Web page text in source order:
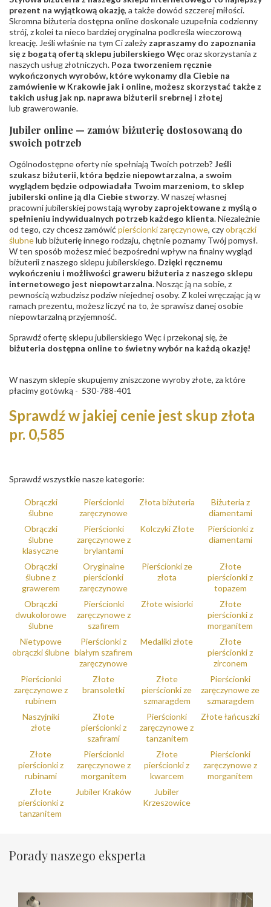
prezent na wyjątkową okazję, a także dowód szczerej miłości.
Skromna biżuteria dostępna online doskonale uzupełnia codzienny
strój, z kolei ta nieco bardziej oryginalna podkreśla wieczorową
kreację. Jeśli właśnie na tym Ci zależy zapraszamy do zapoznania
się z bogatą ofertą sklepu jubilerskiego Węcoraz skorzystania z
naszych usług złotniczych. Poza tworzeniem ręcznie
wykończonych wyrobów, które wykonamy dla Ciebie na
zamówienie w Krakowie jak i online, możesz skorzystać także z
takich usług jak np. naprawa biżuterii srebrnej i złotej
lub grawerowanie.
Jubiler online — zamów biżuterię dostosowaną do
swoich potrzeb
Ogólnodostępne oferty nie spełniają Twoich potrzeb? Jeśli
szukasz biżuterii, która będzie niepowtarzalna, a swoim
wyglądem będzie odpowiadała Twoim marzeniom, to sklep
jubilerski online ją dla Ciebie stworzy. W naszej własnej
pracowni jubilerskiej powstająwyroby zaprojektowane z myślą o
spełnieniu indywidualnych potrzeb każdego klienta. Niezależnie
od tego, czy chcesz zamówić pierścionki zaręczynowe, czyobrączki
ślubnelub biżuterię innego rodzaju, chętnie poznamy Twój pomysł.
W ten sposób możesz mieć bezpośredni wpływ na finalny wygląd
biżuterii z naszego sklepu jubilerskiego. Dzięki ręcznemu
wykończeniu i możliwości graweru biżuteria z naszego sklepu
internetowego jest niepowtarzalna. Nosząc ją na sobie, z
pewnością wzbudzisz podziw niejednej osoby. Z kolei wręczając ją w
ramach prezentu, możesz liczyć na to, że sprawisz danej osobie
niepowtarzalną przyjemność.
Sprawdź ofertę sklepu jubilerskiego Węc i przekonaj się, że
biżuteria dostępna online to świetny wybór na każdą okazję!
W naszym sklepie skupujemy zniszczone wyroby złote, za które
płacimy gotówką - 530-788-401
Sprawdź w jakiej cenie jest skup złota
pr. 0,585
Sprawdź wszystkie nasze kategorie:
Obrączki
ślubne
Pierścionki
zaręczynowe
Złota biżuteria
Biżuteria z
diamentami
Obrączki
ślubne
klasyczne
Pierścionki
zaręczynowe z
brylantami
Kolczyki Złote
Pierścionki z
diamentami
Obrączki
ślubne z
grawerem
Oryginalne
pierścionki
zaręczynowe
Pierścionki ze
złota
Złote
pierścionki z
topazem
Obrączki
dwukolorowe
ślubne
Pierścionki
zaręczynowe z
szafirem
Złote wisiorki
Złote
pierścionki z
morganitem
Nietypowe
obrączki ślubne
Pierścionki z
białym szafirem
zaręczynowe
Medaliki złote
Złote
pierścionki z
zirconem
Pierścionki
zaręczynowe z
rubinem
Złote
bransoletki
Złote
pierścionki ze
szmaragdem
Pierścionki
zaręczynowe ze
szmaragdem
Naszyjniki
złote
Złote
pierścionki z
szafirami
Pierścionki
zaręczynowe z
tanzanitem
Złote łańcuszki
Złote
pierścionki z
rubinami
Pierścionki
zaręczynowe z
morganitem
Złote
pierścionki z
kwarcem
Pierścionki
zaręczynowe z
morganitem
Złote
pierścionki z
tanzanitem
Jubiler Kraków
Jubiler
Krzeszowice
Porady naszego eksperta